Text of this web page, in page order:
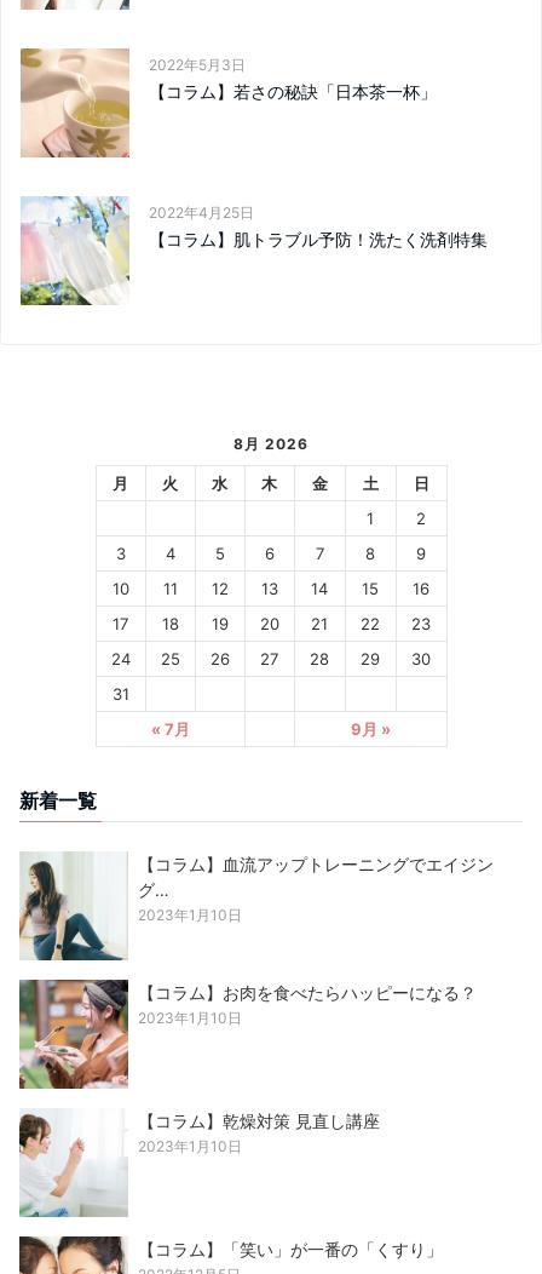
2022年5月3日
【コラム】若さの秘訣「日本茶一杯」
2022年4月25日
【コラム】肌トラブル予防！洗たく洗剤特集
8月 2026
月 火 水 木 金 土
日
1
2
3
4 5 6 7 8
9
10
11 12 13 14 15
16
17
18 19 20 21 22
23
24
25 26 27 28 29
30
31
« 7月
9月 »
新着一覧
【コラム】血流アップトレーニングでエイジン
グ…
2023年1月10日
【コラム】お肉を食べたらハッピーになる？
2023年1月10日
【コラム】乾燥対策 見直し講座
2023年1月10日
【コラム】「笑い」が一番の「くすり」